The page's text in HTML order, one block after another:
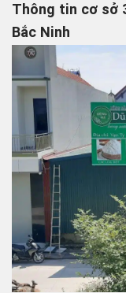
Thông tin cơ sở
Bắc Ninh